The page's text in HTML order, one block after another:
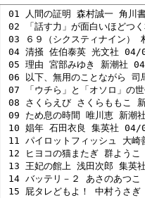
01 人間の証明 森村誠一 角
02 「話す力」が面白いほど
03 ６９（シクスティナイン
04 清掻 佐伯泰英 光文社
05 理由 宮部みゆき 新潮社
06 以下、無用のことながら
07 「ウチら」と「オソロ」
08 さくらえび さくらももこ
09 ため息の時間 唯川恵 新
10 娼年 石田衣良 集英社
11 パイロットフィッシュ 大
12 ヒヨコの猫またぎ 群よう
13 王妃の館上 浅田次郎 集
14 バッテリ－２ あさのあつ
15 屁タレどもよ！ 中村うさ